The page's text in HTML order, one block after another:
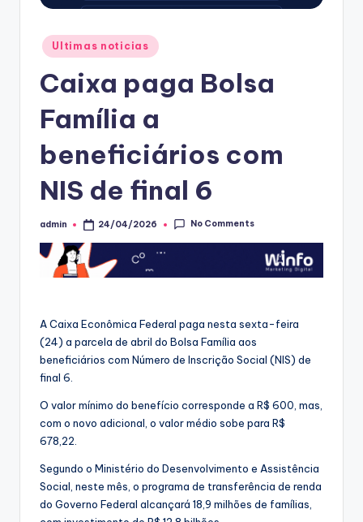
Posted
in
Ultimas noticias
Caixa paga Bolsa
Família a
beneficiários com
NIS de final 6
Posted
admin 24/04/2026 No Comments
A Caixa Econômica Federal paga nesta sexta-feira
(24) a parcela de abril do Bolsa Família aos
beneficiários com Número de Inscrição Social (NIS) de
final 6.
O valor mínimo do benefício corresponde a R$ 600, mas,
com o novo adicional, o valor médio sobe para R$
678,22.
Segundo o Ministério do Desenvolvimento e Assistência
Social, neste mês, o programa de transferência de renda
do Governo Federal alcançará 18,9 milhões de famílias,